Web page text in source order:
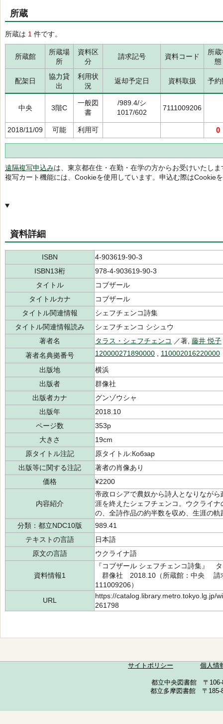
所蔵
所蔵は 1 件です。
所蔵館
所蔵場
所
資料区
分
請求記号 資料コード
所蔵
態
配架日
協力貸
出
利用状
況
返却予定日 資料取扱 予約
中央 3階C
一般図
書
/989.4/シ
1017/602
7111009206
2018/11/09 可能 利用可 0
遠隔複写申込みは、東京都在住・在勤・在学の方からお受けいたしま
複写カート機能には、Cookieを使用しています。申込む際はCookie
資料詳細
ISBN
4-903619-90-3
ISBN13桁
978-4-903619-90-3
タイトル
コブザール
タイトルカナ
コブザール
タイトル関連情報
シェフチェンコ詩集
タイトル関連情報読み
シェフチェンコ シシュウ
著者名
タラス・シェフチェンコ ／著, 藤井 悦子
著者名典拠番号
120000271890000 110002016220000
出版地
横浜
出版者
群像社
出版者カナ
グンゾウシャ
出版年
2018.10
ページ数
353p
大きさ
19cm
原タイトル注記
原タイトル:Кобзар
出版等に関する注記
著者の肖像あり
価格
¥2200
内容紹介
帝政ロシアで農奴から詩人となりなが
涯を終えたシェフチェンコ。ウクライ
の、全詩作品の約半数を収め、生涯の
分類：都立NDC10版
989.41
テキストの言語
日本語
原文の言語
ウクライナ語
資料情報1
『コブザール シェフチェンコ詩集』
群像社 2018.10（所蔵館：中央 請
111009206）
URL
https://catalog.library.metro.tokyo.lg.jp/
261798
サイトポリシー 個人情
都立中央図書館 〒
都立多摩図書館 〒185-